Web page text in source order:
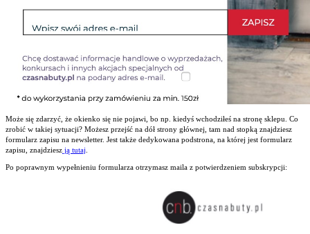
Może się zdarzyć, że okienko się nie pojawi, bo np. kiedyś wchodziłeś na stronę sklepu. Co
zrobić w takiej sytuacji? Możesz przejść na dół strony głównej, tam nad stopką znajdziesz
formularz zapisu na newsletter. Jest także dedykowana podstrona, na której jest formularz
zapisu, znajdziesz ją tutaj
Po poprawnym wypełnieniu formularza otrzymasz maila z potwierdzeniem subskrypcji: